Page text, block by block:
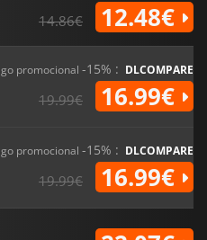
14.86€ 12.48€
promocional -15% : DLCOMPARE
19.99€ 16.99€
promocional -15% : DLCOMPARE
19.99€ 16.99€